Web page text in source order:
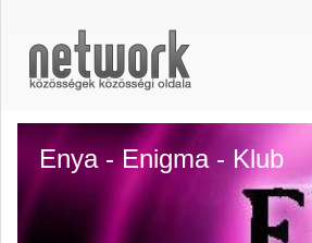
Enya - Enigma - Klub